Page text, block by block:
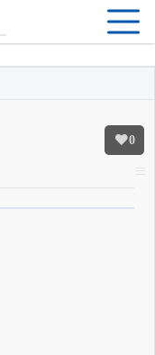
0
行利用も付きます